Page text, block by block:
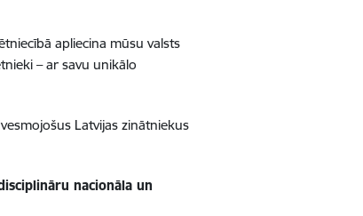
apliecina mūsu valsts
– ar savu unikālo
Latvijas zinātniekus
nacionāla un